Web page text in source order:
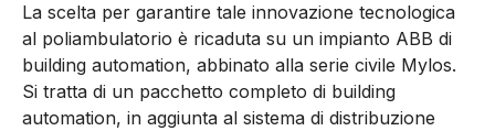
La scelta per garantire tale innovazione tecnologica
al poliambulatorio è ricaduta su un impianto ABB di
building automation, abbinato alla serie civile Mylos.
Si tratta di un pacchetto completo di building
automation, in aggiunta al sistema di distribuzione